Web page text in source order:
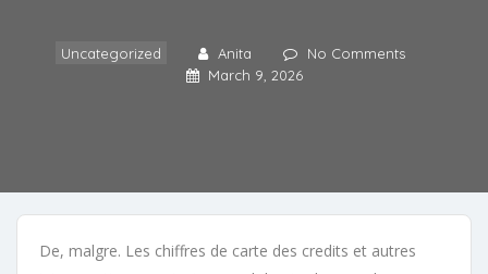
Uncategorized Anita
No Comments
March 9, 2026
De, malgre. Les chiffres de carte des credits et autres